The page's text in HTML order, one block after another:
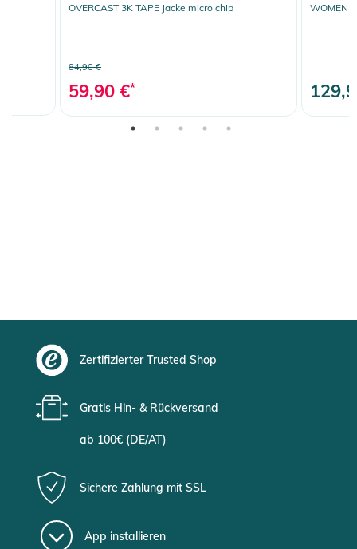
OVERCAST 3K TAPE Jacke micro chip
84,90 €
59,90 €*
WOMEN
Zertifizierter Trusted Shop
Gratis Hin- & Rückversand
ab 100€ (DE/AT)
Sichere Zahlung mit SSL
App installieren